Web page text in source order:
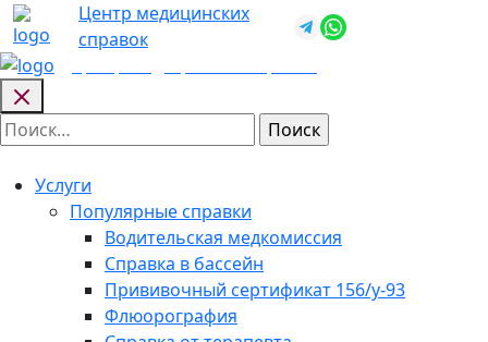
Skip
to
content
Центр медицинских
справок
Найти:
Услуги
Популярные справки
Водительская медкомиссия
Справка в бассейн
Прививочный сертификат 156/у-93
Флюорография